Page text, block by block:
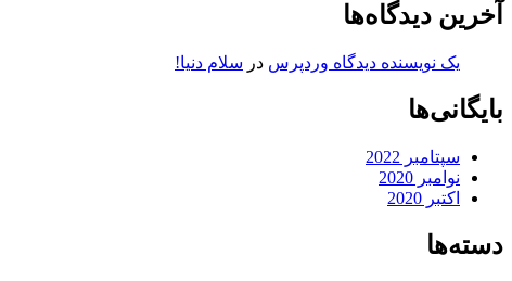
آخرین دیدگاه‌ها
یک نویسنده دیدگاه وردپرس در سلام دنیا!
بایگانی‌ها
سپتامبر 2022
نوامبر 2020
اکتبر 2020
دسته‌ها